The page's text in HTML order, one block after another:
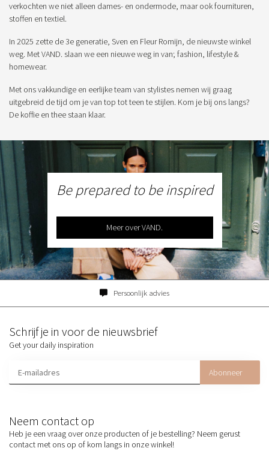
verkochten we niet alleen dames- en ondermode, maar ook fournituren,
stoffen en textiel.
In 2025 zette de 3e generatie, Sven en Fleur Romijn, de nieuwste winkel
weg. Met VAND. slaan we een nieuwe weg in van; fashion, lifestyle &
homewear.
Met ons vakkundige en eerlijke team van stylistes nemen wij graag
uitgebreid de tijd om je van top tot teen te stijlen. Kom je bij ons langs?
De koffie en thee staan klaar.
Be prepared to be inspired
Meer over VAND.
Persoonlijk advies
Neem contact op
Heb je een vraag over onze producten of je bestelling? Neem gerust
contact met ons op of kom langs in onze winkel!
Schrijf je in voor de nieuwsbrief
Get your daily inspiration
Abonneer